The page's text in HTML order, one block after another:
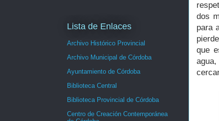
dos
para
que
Lista de Enlaces
Archivo Histórico Provincial
Archivo Municipal de Córdoba
Ayuntamiento de Córdoba
Biblioteca Central
Biblioteca Provincial de Córdoba
Centro de Creación Contemporánea